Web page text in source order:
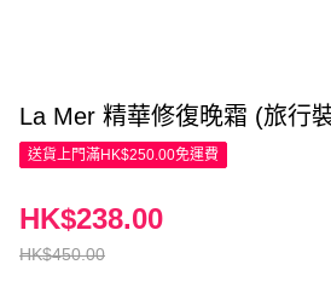
La Mer 精華修復晚霜 (旅行
送貨上門滿HK$250.00免運費
HK$450.00
HK$238.00